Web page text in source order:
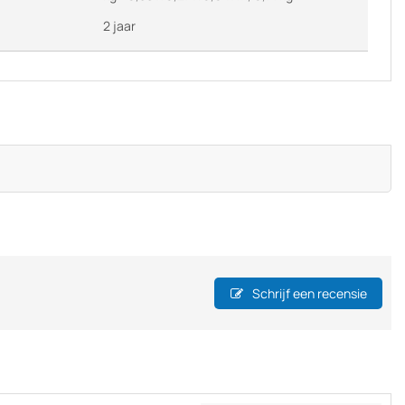
2 jaar
Schrijf een recensie